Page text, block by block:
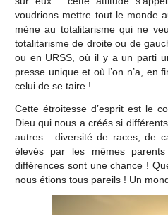
voudrions mettre tout le monde
mène au totalitarisme qui ne
totalitarisme de droite ou de
ou en URSS, où il y a un parti
presse unique et où l’on n’a, en
celui de se taire !
Cette étroitesse d’esprit est le
Dieu qui nous a créés si
autres : diversité de races, de
élevés par les mêmes
différences sont une chance !
nous étions tous pareils ! Un